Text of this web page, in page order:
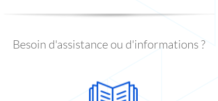
Besoin d'assistance ou d'informations ?